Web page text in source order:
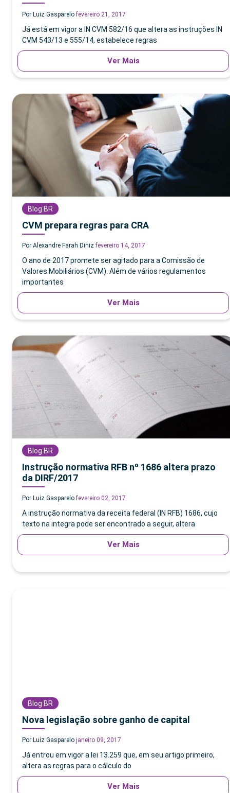
Por Luiz Gasparelofevereiro 21, 2017
Já está em vigor a IN CVM 582/16 que altera as instruções IN
CVM 543/13 e 555/14, estabelece regras
Ver Mais
Blog BR
CVM prepara regras para CRA
Por Alexandre Farah Dinizfevereiro 14, 2017
O ano de 2017 promete ser agitado para a Comissão de
Valores Mobiliários (CVM). Além de vários regulamentos
importantes
Ver Mais
Blog BR
Instrução normativa RFB nº 1686 altera prazo
da DIRF/2017
Por Luiz Gasparelofevereiro 02, 2017
A instrução normativa da receita federal (IN RFB) 1686, cujo
texto na integra pode ser encontrado a seguir, altera
Ver Mais
Blog BR
Nova legislação sobre ganho de capital
Por Luiz Gasparelo janeiro 09, 2017
Já entrou em vigor a lei 13.259 que, em seu artigo primeiro,
altera as regras para o cálculo do
Ver Mais